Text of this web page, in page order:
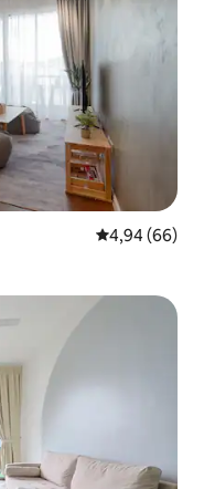
Évaluation
4,94 (66)